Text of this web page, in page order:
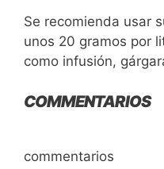
Se recomienda usar
unos 20 gramos por
como infusión,
COMMENTARIOS
commentarios